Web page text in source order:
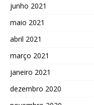
junho 2021
maio 2021
abril 2021
março 2021
janeiro 2021
dezembro 2020